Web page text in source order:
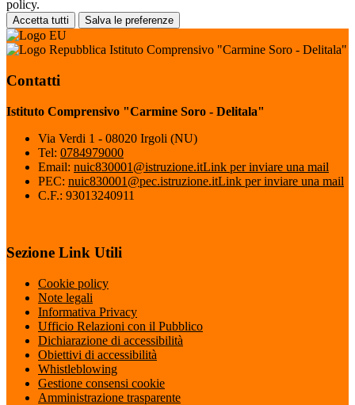
policy.
Accetta tutti Salva le preferenze
Istituto Comprensivo "Carmine Soro - Delitala"
Contatti
Istituto Comprensivo "Carmine Soro - Delitala"
Via Verdi 1 - 08020 Irgoli (NU)
Tel: 0784979000
Email: nuic830001@istruzione.itLink per inviare una mail
PEC: nuic830001@pec.istruzione.itLink per inviare una mail
C.F.: 93013240911
Sezione Link Utili
Cookie policy
Note legali
Informativa Privacy
Ufficio Relazioni con il Pubblico
Dichiarazione di accessibilità
Obiettivi di accessibilità
Whistleblowing
Gestione consensi cookie
Amministrazione trasparente